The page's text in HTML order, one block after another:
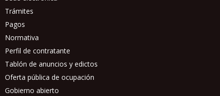
Trámites
Pagos
Normativa
Perfil de contratante
Tablón de anuncios y edictos
Oferta pública de ocupación
Gobierno abierto